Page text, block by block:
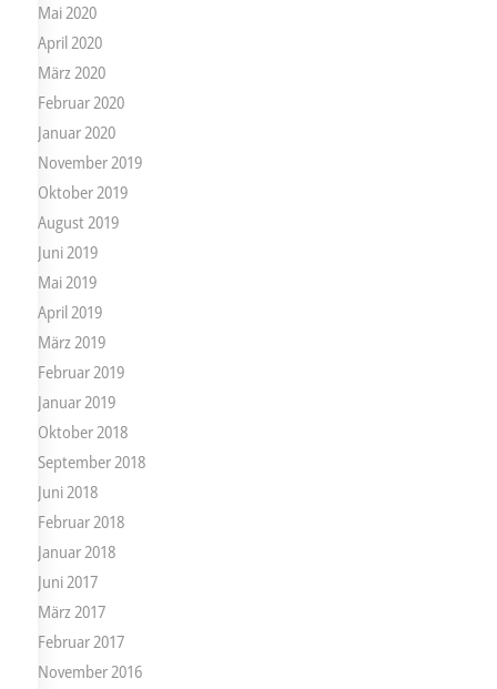
Mai 2020
April 2020
März 2020
Februar 2020
Januar 2020
November 2019
Oktober 2019
August 2019
Juni 2019
Mai 2019
April 2019
März 2019
Februar 2019
Januar 2019
Oktober 2018
September 2018
Juni 2018
Februar 2018
Januar 2018
Juni 2017
März 2017
Februar 2017
November 2016